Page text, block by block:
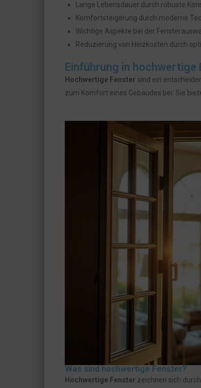
Lange Lebensdauer durch robuste
Komfortsteigerung durch moderne
Wichtige Aspekte bei der
Reduzierung von Heizkosten durch
Einführung in hochwertige
Hochwertige Fenster sind ein
zum Komfort eines Gebäudes bei. Sie
Was sind hochwertige Fenster?
Hochwertige Fenster zeichnen sich